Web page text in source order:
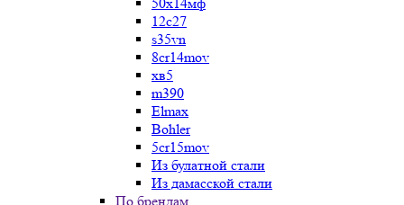
12c27
s35vn
8cr14mov
хв5
m390
Elmax
Bohler
5cr15mov
Из булатной стали
Из дамасской стали
По брендам